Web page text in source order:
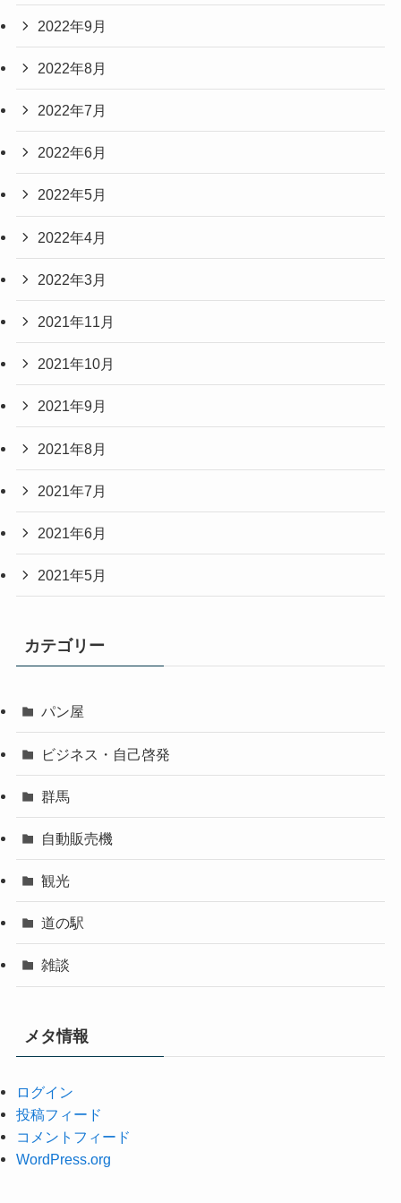
2022年9月
2022年8月
2022年7月
2022年6月
2022年5月
2022年4月
2022年3月
2021年11月
2021年10月
2021年9月
2021年8月
2021年7月
2021年6月
2021年5月
カテゴリー
パン屋
ビジネス・自己啓発
群馬
自動販売機
観光
道の駅
雑談
メタ情報
ログイン
投稿フィード
コメントフィード
WordPress.org